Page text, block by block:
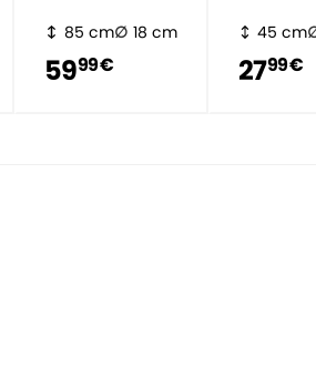
85 cm 18 cm
5999 €
45 cm
2799 €